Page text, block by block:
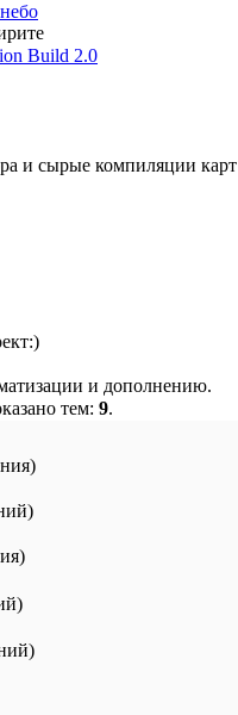
Build 2.0
и сырые компиляции карт
и дополнению.
тем: 9.